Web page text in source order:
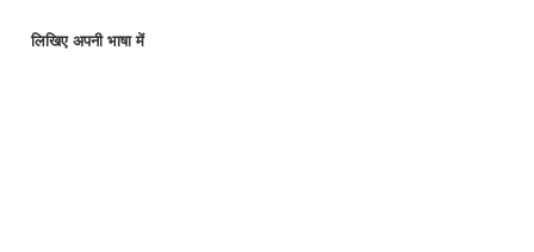
लिखिए अपनी भाषा में